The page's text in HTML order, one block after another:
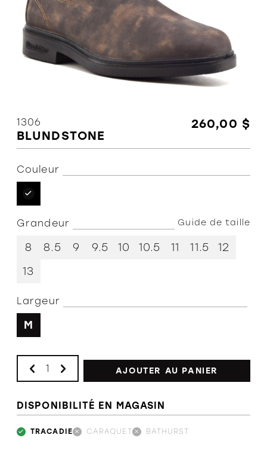
Politiques et conditions d'achat
1306
BLUNDSTONE
260,00 $
Couleur
Grandeur Guide de taille
8 8.5 9 9.5 10 10.5 11 11.5
12
13
Largeur
M
AJOUTER AU PANIER
DISPONIBILITÉ EN MAGASIN
TRACADIE CARAQUET BATHURST